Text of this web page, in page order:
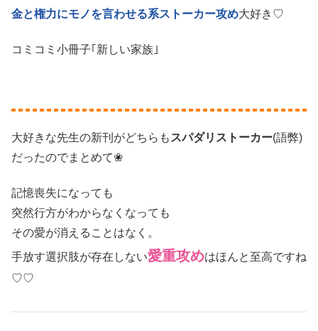
金と権力にモノを言わせる系ストーカー攻め大好き♡
コミコミ小冊子｢新しい家族｣
大好きな先生の新刊がどちらも スパダリストーカー(語弊)
だったのでまとめて❀
記憶喪失になっても
突然行方がわからなくなっても
その愛が消えることはなく。
手放す選択肢が存在しない愛重攻めはほんと至高ですね
♡♡